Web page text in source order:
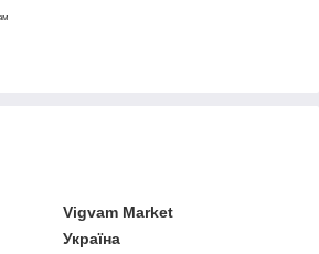
Vigvam Market
Україна